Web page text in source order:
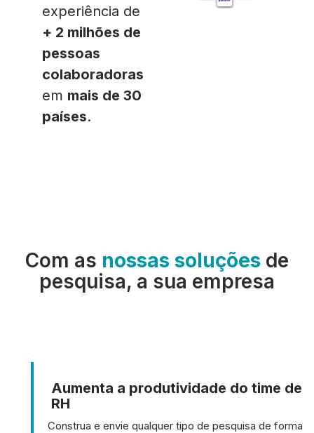
experiência de
+ 2 milhões de
pessoas
colaboradoras
em mais de 30
países.
Com as nossas soluções de
pesquisa, a sua empresa
Aumenta a produtividade do time de
RH
Construa e envie qualquer tipo de pesquisa de forma